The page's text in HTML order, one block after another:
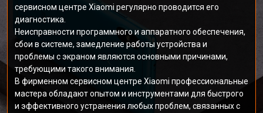
сервисном центре Xiaomi регулярно проводится его
диагностика.
Неисправности программного и аппаратного обеспечения,
сбои в системе, замедление работы устройства и
проблемы с экраном являются основными причинами,
требующими такого внимания.
В фирменном сервисном центре Xiaomi профессиональные
мастера обладают опытом и инструментами для быстрого
и эффективного устранения любых проблем, связанных с